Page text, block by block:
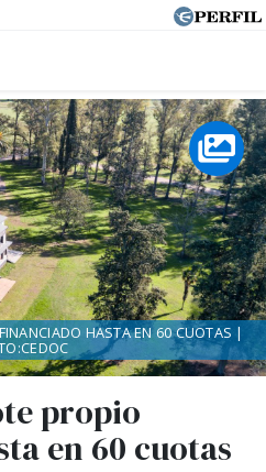
propio
en 60 cuotas
HASTA EN 60 CUOTAS |